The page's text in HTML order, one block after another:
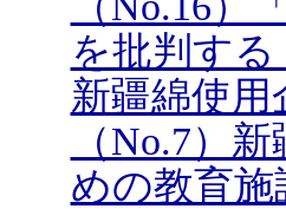
を批判す
新疆綿使
（No.7）
めの教育施